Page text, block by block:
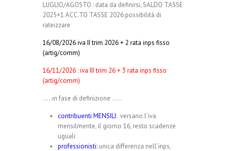
LUGLIO/AGOSTO : data da definirsi, SALDO TASSE
2025+1 ACC.TO TASSE 2026 possibilità di
rateizzare
16/08/2026 iva II trim 2026 + 2 rata inps fisso
(artig/comm)
16/11/2026 : iva III trim 26 + 3 rata inps fisso
(artig/comm)
…..in fase di definizione …..
contribuenti MENSILI: versano l’iva
mensilmente, il giorno 16, resto scadenze
uguali
professionisti: unica differenza nell’inps,